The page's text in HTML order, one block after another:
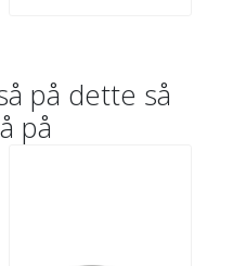
på dette så
på